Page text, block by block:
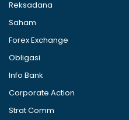
Reksadana
Saham
Forex Exchange
Obligasi
Info Bank
Corporate Action
Strat Comm